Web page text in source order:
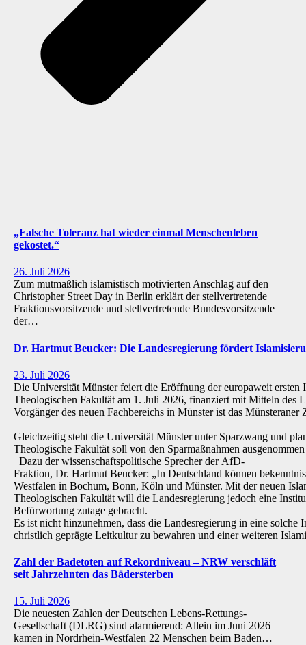
„Falsche Toleranz hat wieder einmal Menschenleben
gekostet.“
26. Juli 2026
Zum mutmaßlich islamistisch motivierten Anschlag auf den
Christopher Street Day in Berlin erklärt der stellvertretende
Fraktionsvorsitzende und stellvertretende Bundesvorsitzende
der…
Dr. Hartmut Beucker: Die Landesregierung fördert
23. Juli 2026
Die Universität Münster feiert die Eröffnung der europaweit ersten
Theologischen Fakultät am 1. Juli 2026, finanziert mit Mitteln des
Vorgänger des neuen Fachbereichs in Münster ist das
Gleichzeitig steht die Universität Münster unter Sparzwang und
Theologische Fakultät soll von den Sparmaßnahmen
Dazu der wissenschaftspolitische Sprecher der AfD-
Fraktion, Dr. Hartmut Beucker: „In Deutschland können
Westfalen in Bochum, Bonn, Köln und Münster. Mit der neuen
Theologischen Fakultät will die Landesregierung jedoch eine
Befürwortung zutage gebracht.
Es ist nicht hinzunehmen, dass die Landesregierung in eine
christlich geprägte Leitkultur zu bewahren und einer weiteren
Zahl der Badetoten auf Rekordniveau – NRW verschläft
seit Jahrzehnten das Bädersterben
15. Juli 2026
Die neuesten Zahlen der Deutschen Lebens-Rettungs-
Gesellschaft (DLRG) sind alarmierend: Allein im Juni 2026
kamen in Nordrhein-Westfalen 22 Menschen beim Baden…